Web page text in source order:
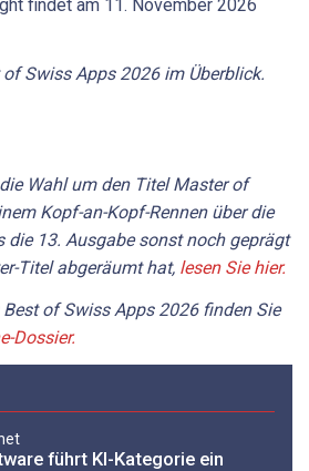
Swiss Apps 2026 im Überblick.
Wahl um den Titel Master of
Kopf-an-Kopf-Rennen über die
die 13. Ausgabe sonst noch geprägt
Titel abgeräumt hat, lesen Sie hier.
of Swiss Apps 2026 finden Sie
Dossier.
führt KI-Kategorie ein